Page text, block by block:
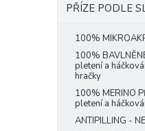
PŘÍZE PODLE
100%
100%
pletení a
hračky
100% MERINO
pletení a
ANTIPILLING -